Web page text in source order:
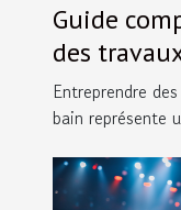
Guide
des
salles de
Entreprendre
bain représente